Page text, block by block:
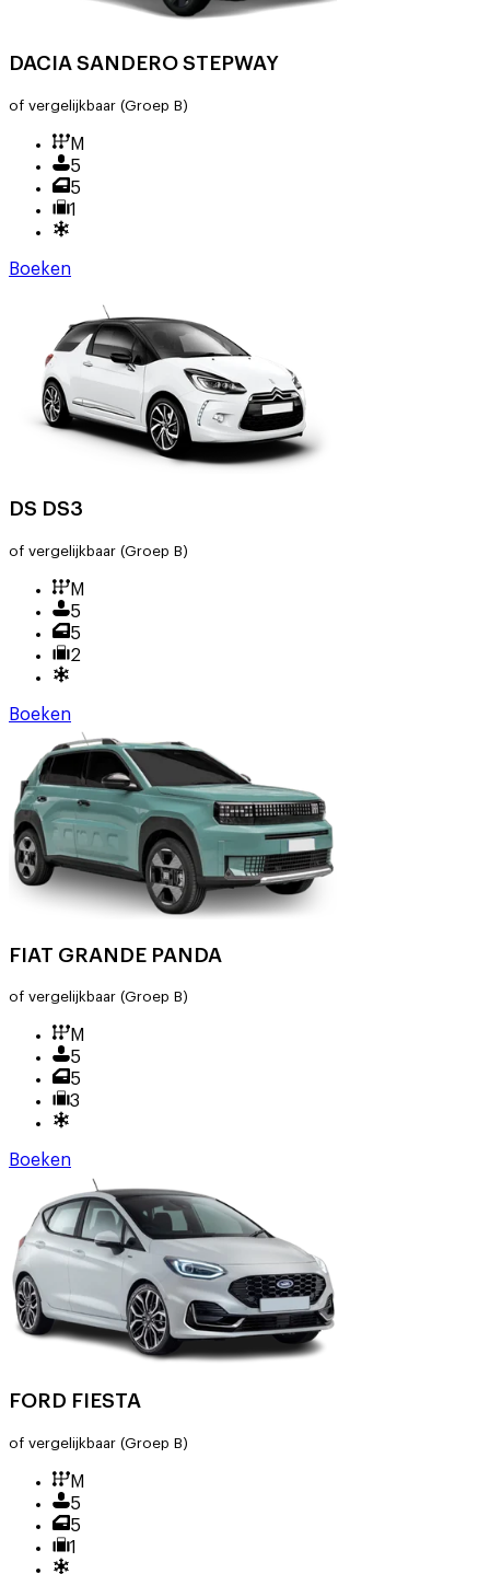
DACIA SANDERO STEPWAY
of vergelijkbaar (Groep B)
M
5
5
1
Boeken
DS DS3
of vergelijkbaar (Groep B)
M
5
5
2
Boeken
FIAT GRANDE PANDA
of vergelijkbaar (Groep B)
M
5
5
3
Boeken
FORD FIESTA
of vergelijkbaar (Groep B)
M
5
5
1